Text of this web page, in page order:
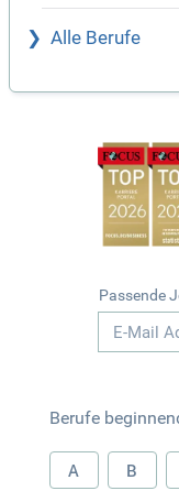
Alle Berufe
Passende
Berufe
A B